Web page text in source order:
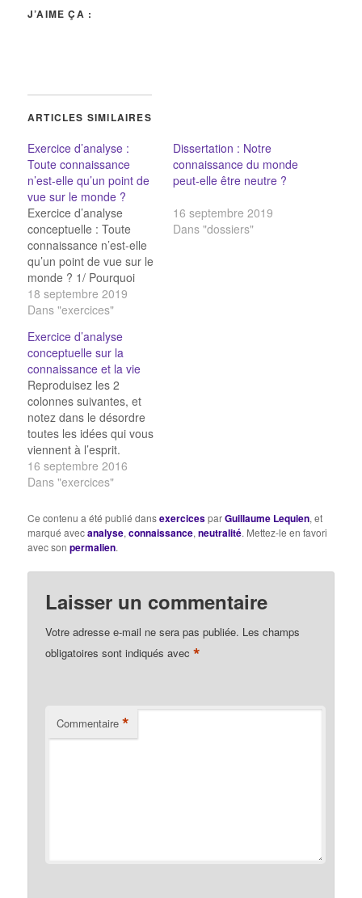
J’AIME ÇA :
ARTICLES SIMILAIRES
Exercice d’analyse :
Toute connaissance
n’est-elle qu’un point de
vue sur le monde ?
Exercice d’analyse
conceptuelle : Toute
connaissance n’est-elle
qu’un point de vue sur le
monde ? 1/ Pourquoi
cette question se pose-t-
elle ? 1/ Pourquoi cette
? Qu’exige-t-on
normalement de la
connaissance ?
Pourquoi ? Formulez
une idée reçue qui
amène la question. 2/
Que suggère la
formule…
18 septembre 2019
Dans "exercices"
Dissertation : Notre
connaissance du monde
peut-elle être neutre ?
16 septembre 2019
Dans "dossiers"
Exercice d’analyse
conceptuelle sur la
connaissance et la vie
Reproduisez les 2
colonnes suivantes, et
notez dans le désordre
toutes les idées qui vous
viennent à l’esprit.
Connaissance Vie
Proposez une définition
termes. Interrogez les
relations entre
“connaissance” et “vie”:
La connaissance peut-
elle apporter quelque
chose…
16 septembre 2016
Dans "exercices"
Ce contenu a été publié dansexercicesparGuillaume Lequien, et
marqué avecanalyse,connaissance,neutralité. Mettez-le en favori
avec sonpermalien.
Laisser un commentaire
Votre adresse e-mail ne sera pas publiée. Les champs
obligatoires sont indiqués avec*
Commentaire *